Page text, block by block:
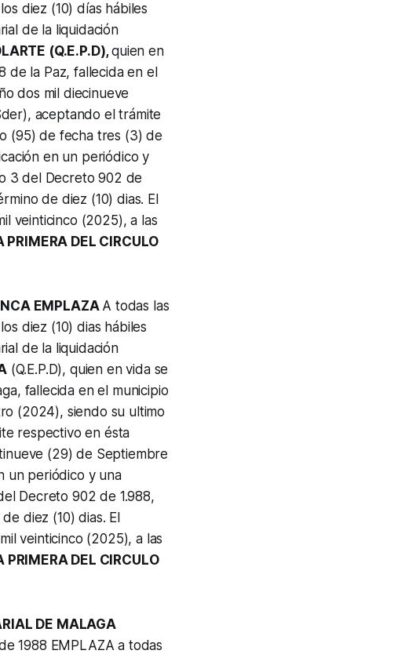
diez (10) días hábiles
de la liquidación
(Q.E.P.D),quien en
de la Paz, fallecida en el
dos mil diecinueve
aceptando el trámite
(95) de fecha tres (3) de
en un periódico y
3 del Decreto 902 de
de diez (10) dias. El
veinticinco (2025), a las
DEL CIRCULO
EMPLAZA A todas las
diez (10) dias hábiles
de la liquidación
(Q.E.P.D), quien en vida se
fallecida en el municipio
(2024), siendo su ultimo
respectivo en ésta
(29) de Septiembre
un periódico y una
Decreto 902 de 1.988,
diez (10) dias. El
veinticinco (2025), a las
PRIMERA DEL CIRCULO
DE MALAGA
1988 EMPLAZA a todas